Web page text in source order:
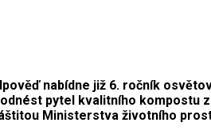
nabídne již 6. ročník
pytel kvalitního kompostu
Ministerstva životního